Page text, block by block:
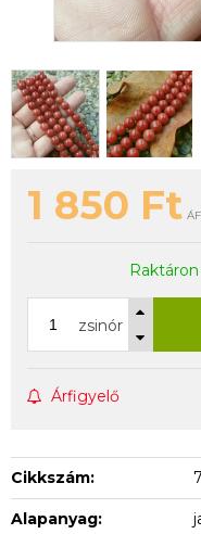
1 850 Ft
zsinór
Árfigyelő
Cikkszám:
Alapanyag: